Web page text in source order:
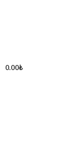
0.00₺